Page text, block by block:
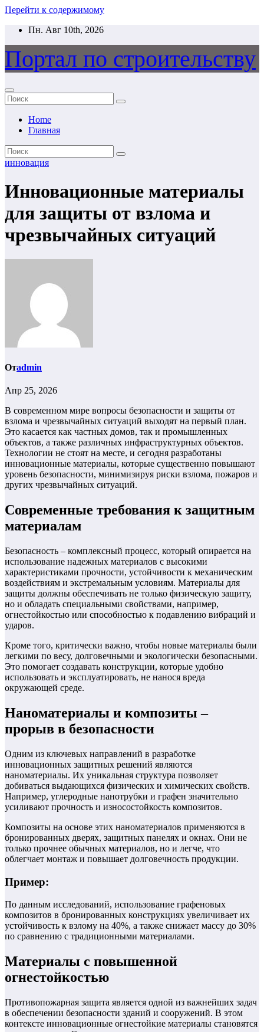
Перейти к содержимому
Пн. Авг 10th, 2026
Портал по строительству
Home
Главная
инновация
Инновационные материалы
для защиты от взлома и
чрезвычайных ситуаций
Отadmin
Апр 25, 2026
В современном мире вопросы безопасности и защиты от
взлома и чрезвычайных ситуаций выходят на первый план.
Это касается как частных домов, так и промышленных
объектов, а также различных инфраструктурных объектов.
Технологии не стоят на месте, и сегодня разработаны
инновационные материалы, которые существенно повышают
уровень безопасности, минимизируя риски взлома, пожаров и
других чрезвычайных ситуаций.
Современные требования к защитным
материалам
Безопасность – комплексный процесс, который опирается на
использование надежных материалов с высокими
характеристиками прочности, устойчивости к механическим
воздействиям и экстремальным условиям. Материалы для
защиты должны обеспечивать не только физическую защиту,
но и обладать специальными свойствами, например,
огнестойкостью или способностью к подавлению вибраций и
ударов.
Кроме того, критически важно, чтобы новые материалы были
легкими по весу, долговечными и экологически безопасными.
Это помогает создавать конструкции, которые удобно
использовать и эксплуатировать, не нанося вреда
окружающей среде.
Наноматериалы и композиты –
прорыв в безопасности
Одним из ключевых направлений в разработке
инновационных защитных решений являются
наноматериалы. Их уникальная структура позволяет
добиваться выдающихся физических и химических свойств.
Например, углеродные нанотрубки и графен значительно
усиливают прочность и износостойкость композитов.
Композиты на основе этих наноматериалов применяются в
бронированных дверях, защитных панелях и окнах. Они не
только прочнее обычных материалов, но и легче, что
облегчает монтаж и повышает долговечность продукции.
Пример:
По данным исследований, использование графеновых
композитов в бронированных конструкциях увеличивает их
устойчивость к взлому на 40%, а также снижает массу до 30%
по сравнению с традиционными материалами.
Материалы с повышенной
огнестойкостью
Противопожарная защита является одной из важнейших задач
в обеспечении безопасности зданий и сооружений. В этом
контексте инновационные огнестойкие материалы становятся